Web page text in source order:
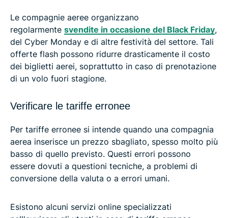
Le compagnie aeree organizzano
regolarmente svendite in occasione del Black Friday,
del Cyber Monday e di altre festività del settore. Tali
offerte flash possono ridurre drasticamente il costo
dei biglietti aerei, soprattutto in caso di prenotazione
di un volo fuori stagione.
Verificare le tariffe erronee
Per tariffe erronee si intende quando una compagnia
aerea inserisce un prezzo sbagliato, spesso molto più
basso di quello previsto. Questi errori possono
essere dovuti a questioni tecniche, a problemi di
conversione della valuta o a errori umani.
Esistono alcuni servizi online specializzati